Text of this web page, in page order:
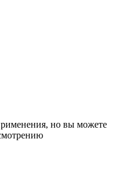
но вы можете